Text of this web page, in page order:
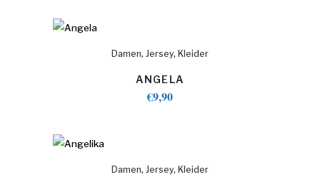
Damen, Jersey, Kleider
ANGELA
€9,90
Damen, Jersey, Kleider